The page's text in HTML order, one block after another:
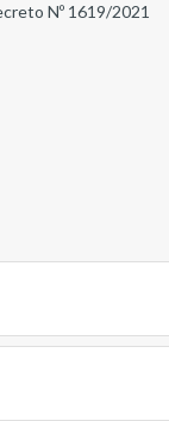
Nº 1619/2021